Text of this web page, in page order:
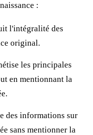
:
l'intégralité des
original.
les principales
en mentionnant la
des informations sur
sans mentionner la